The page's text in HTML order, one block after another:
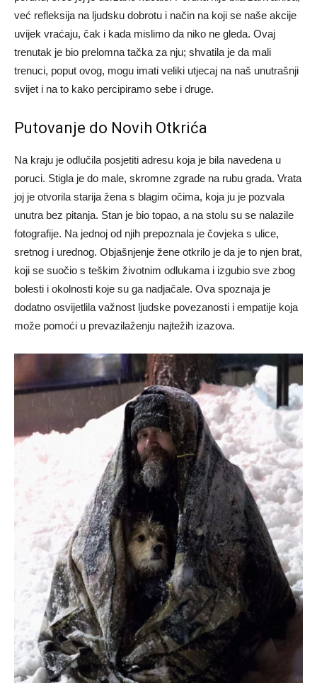
već refleksija na ljudsku dobrotu i način na koji se naše akcije
uvijek vraćaju, čak i kada mislimo da niko ne gleda. Ovaj
trenutak je bio prelomna tačka za nju; shvatila je da mali
trenuci, poput ovog, mogu imati veliki utjecaj na naš unutrašnji
svijet i na to kako percipiramo sebe i druge.
Putovanje do Novih Otkrića
Na kraju je odlučila posjetiti adresu koja je bila navedena u
poruci. Stigla je do male, skromne zgrade na rubu grada. Vrata
joj je otvorila starija žena s blagim očima, koja ju je pozvala
unutra bez pitanja. Stan je bio topao, a na stolu su se nalazile
fotografije. Na jednoj od njih prepoznala je čovjeka s ulice,
sretnog i urednog. Objašnjenje žene otkrilo je da je to njen brat,
koji se suočio s teškim životnim odlukama i izgubio sve zbog
bolesti i okolnosti koje su ga nadjačale. Ova spoznaja je
dodatno osvijetlila važnost ljudske povezanosti i empatije koja
može pomoći u prevazilaženju najtežih izazova.